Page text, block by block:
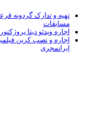
تهیه و تدارک گردونه
مسابقات
اجاره ویدئو دیتا
اجاره و نصب کرین
ایرانمجری